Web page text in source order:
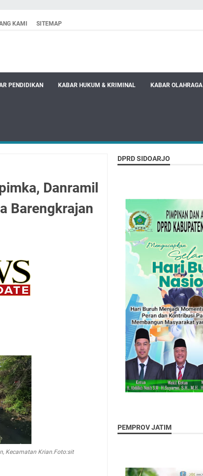
KAMI SITEMAP
PENDIDIKAN KABAR HUKUM & KRIMINAL KABAR OLAHRAGA
Danramil
Barengkrajan
Kecamatan Krian.Foto:sit
DPRD SIDOARJO
PEMPROV JATIM